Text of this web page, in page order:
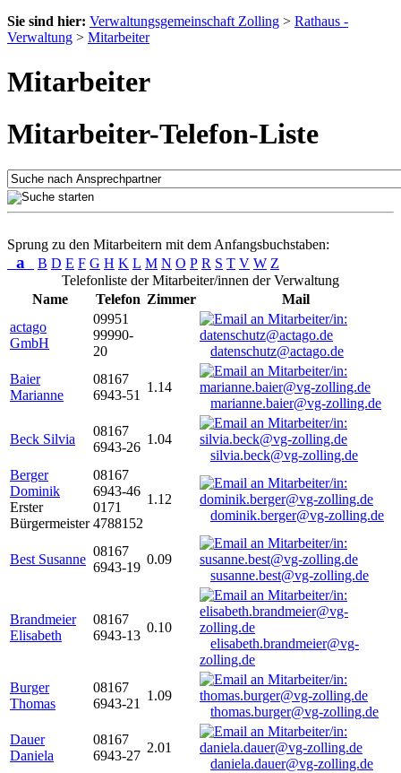
Sie sind hier: Verwaltungsgemeinschaft Zolling > Rathaus -
Verwaltung > Mitarbeiter
Mitarbeiter
Mitarbeiter-Telefon-Liste
Sprung zu den Mitarbeitern mit dem Anfangsbuchstaben:
a B D E F G H K L M N O P R S T V W Z
Telefonliste der Mitarbeiter/innen der Verwaltung
Name
Telefon Zimmer
Mail
actago
GmbH
09951
99990-
20
datenschutz@actago.de
Baier
Marianne
08167
6943-51
1.14
marianne.baier@vg-zolling.de
Beck Silvia
08167
6943-26
1.04
silvia.beck@vg-zolling.de
Berger
Dominik
Erster
Bürgermeister
08167
6943-46
0171
4788152
1.12
dominik.berger@vg-zolling.de
Best Susanne
08167
6943-19
0.09
susanne.best@vg-zolling.de
Brandmeier
Elisabeth
08167
6943-13
0.10
elisabeth.brandmeier@vg-
zolling.de
Burger
Thomas
08167
6943-21
1.09
thomas.burger@vg-zolling.de
Dauer
Daniela
08167
6943-27
2.01
daniela.dauer@vg-zolling.de